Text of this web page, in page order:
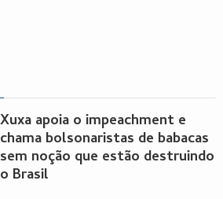
Xuxa apoia o impeachment e
chama bolsonaristas de babacas
sem noção que estão destruindo
o Brasil